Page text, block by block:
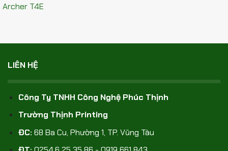
Archer T4E
LIÊN HỆ
Công Ty TNHH Công Nghệ Phúc Thịnh
Trường Thịnh Printing
ĐC: 68 Ba Cu, Phường 1, TP. Vũng Tàu